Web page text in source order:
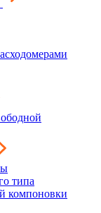
типа
компоновки